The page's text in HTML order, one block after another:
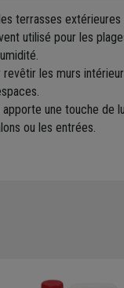
terrasses
utilisé pour les
les murs
une touche de
ou les entrées.